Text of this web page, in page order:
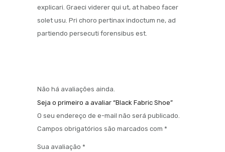
explicari. Graeci viderer qui ut, at habeo facer
solet usu. Pri choro pertinax indoctum ne, ad
partiendo persecuti forensibus est.
Não há avaliações ainda.
Seja o primeiro a avaliar “Black Fabric Shoe”
O seu endereço de e-mail não será publicado.
Campos obrigatórios são marcados com *
Sua avaliação *